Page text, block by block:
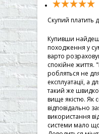
Скупий платить
Купивши
походження у
варто
спокійне життя.
робляться не
експлуатації, а
такий же
вище якістю. Як
відповідально
використання
системи мало